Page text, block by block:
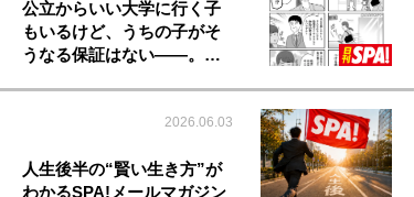
公立からいい大学に行く子
もいるけど、うちの子がそ
うなる保証はない――。…
2026.06.03
人生後半の“賢い生き方”が
わかるSPA!メールマガジン